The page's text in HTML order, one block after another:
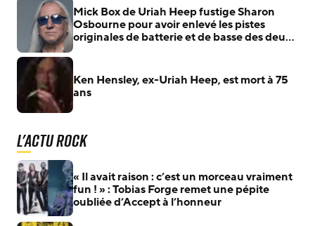
Mick Box de Uriah Heep fustige Sharon
Osbourne pour avoir enlevé les pistes
originales de batterie et de basse des deux
Ken Hensley, ex-Uriah Heep, est mort à 75
ans
L'actu Rock
« Il avait raison : c’est un morceau vraiment
fun ! » : Tobias Forge remet une pépite
oubliée d’Accept à l’honneur